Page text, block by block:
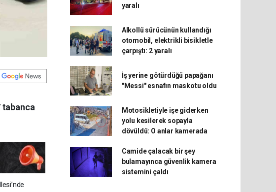
tabanca
yaralı
Alkollü sürücünün kullandığı
otomobil, elektrikli bisikletle
çarpıştı: 2 yaralı
İş yerine götürdüğü papağanı
"Messi" esnafın maskotu oldu
Motosikletiyle işe giderken
yolu kesilerek sopayla
dövüldü: O anlar kamerada
Camide çalacak bir şey
bulamayınca güvenlik kamera
sistemini çaldı